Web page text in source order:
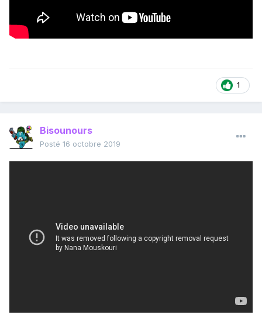
1
Bisounours
Posté 16 octobre 2019